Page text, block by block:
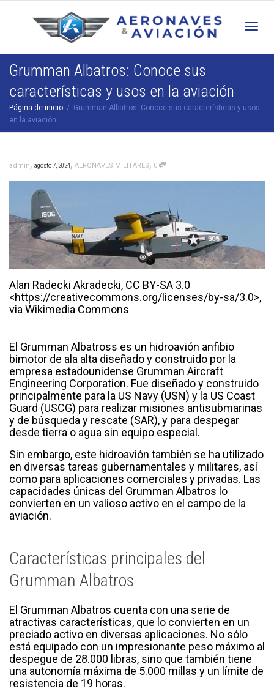
Grumman Albatros: Conoce sus
características y usos en la aviación
Página de inicio
Grumman Albatros: Conoce sus características y usos
en la aviación
admin, agosto 7, 2024, AERONAVES MILITARES, 0
Alan Radecki Akradecki, CC BY-SA 3.0
<https://creativecommons.org/licenses/by-sa/3.0>,
via Wikimedia Commons
El Grumman Albatross es un hidroavión anfibio
bimotor de ala alta diseñado y construido por la
empresa estadounidense Grumman Aircraft
Engineering Corporation. Fue diseñado y construido
principalmente para la US Navy (USN) y la US Coast
Guard (USCG) para realizar misiones antisubmarinas
y de búsqueda y rescate (SAR), y para despegar
desde tierra o agua sin equipo especial.
Sin embargo, este hidroavión también se ha utilizado
en diversas tareas gubernamentales y militares, así
como para aplicaciones comerciales y privadas. Las
capacidades únicas del Grumman Albatros lo
convierten en un valioso activo en el campo de la
aviación.
Características principales del
Grumman Albatros
El Grumman Albatros cuenta con una serie de
atractivas características, que lo convierten en un
preciado activo en diversas aplicaciones. No sólo
está equipado con un impresionante peso máximo al
despegue de 28.000 libras, sino que también tiene
una autonomía máxima de 5.000 millas y un límite de
resistencia de 19 horas.